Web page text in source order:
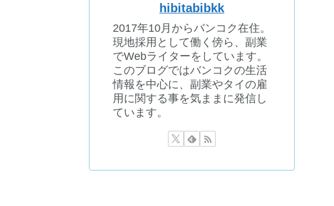
hibitabibkk
2017年10月からバンコク在住。
現地採用として働く傍ら、副業
でWebライターをしています。
このブログではバンコクの生活
情報を中心に、副業やタイの雇
用に関する事を気ままに発信し
ています。